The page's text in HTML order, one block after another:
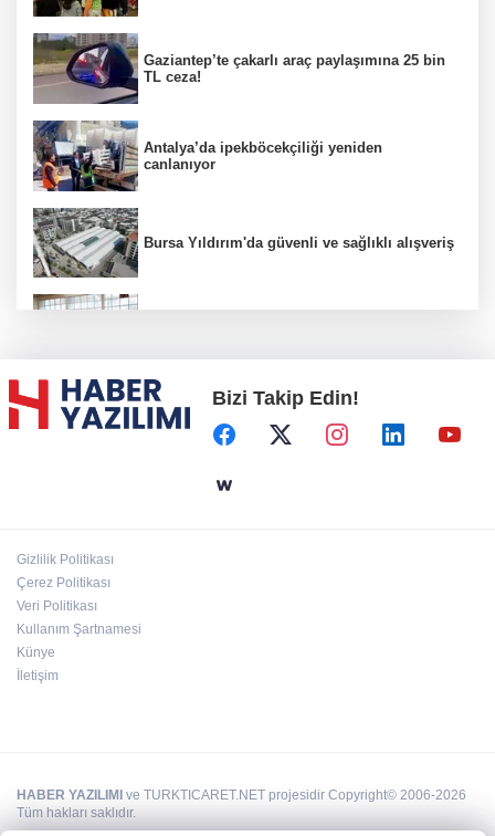
Gaziantep’te çakarlı araç paylaşımına 25 bin
TL ceza!
Antalya’da ipekböcekçiliği yeniden
canlanıyor
Bursa Yıldırım'da güvenli ve sağlıklı alışveriş
Başkent'in göletlerinde temizlik ve bakım
sürüyor
Bizi Takip Edin!
Gizlilik Politikası
Çerez Politikası
Veri Politikası
Kullanım Şartnamesi
Künye
İletişim
HABER YAZILIMI ve TURKTICARET.NET projesidir Copyright© 2006-2026
Tüm hakları saklıdır.